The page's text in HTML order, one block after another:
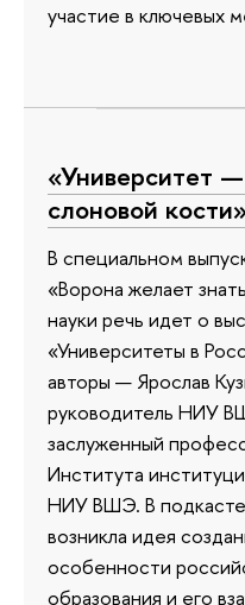
участие в ключевых
«Университет
слоновой
В специальном
«Ворона желает
науки речь идет о
«Университеты в
авторы — Ярослав
руководитель НИУ
заслуженный
Института
НИУ ВШЭ. В подкасте
возникла идея
особенности
образования и его